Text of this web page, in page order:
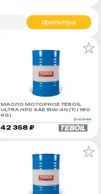
фильтры
МАСЛО МОТОРНОЕ TEBOIL
ULTRA HPD SAE 15W-40 (Т) ( 180
KG )
В наличии
42 358 ₽